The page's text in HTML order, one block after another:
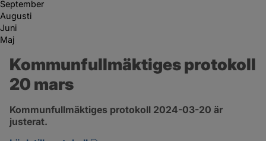
September
Augusti
Juni
Maj
Kommunfullmäktiges protokoll
20 mars
Kommunfullmäktiges protokoll 2024-03-20 är
justerat.
Länk till protokoll
pdf, 317.5 kB, öppnas i nytt fönster.